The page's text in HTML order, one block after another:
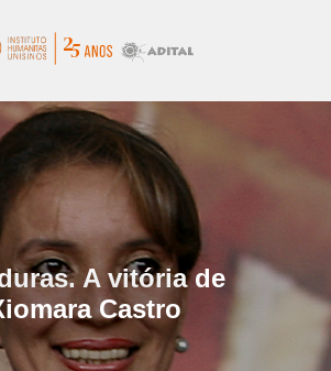
A vitória de
Castro